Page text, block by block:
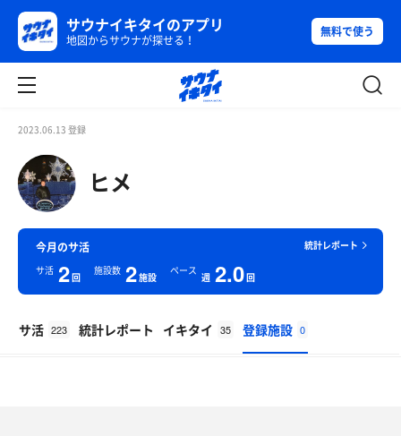
サウナイキタイのアプリ
地図からサウナが探せる！
無料で使う
2023.06.13 登録
ヒメ
統計レポート
今月のサ活
サ活 2回
施設数 2施設
ペース
週 2.0回
サ活 223 統計レポート イキタイ 35 登録施設 0